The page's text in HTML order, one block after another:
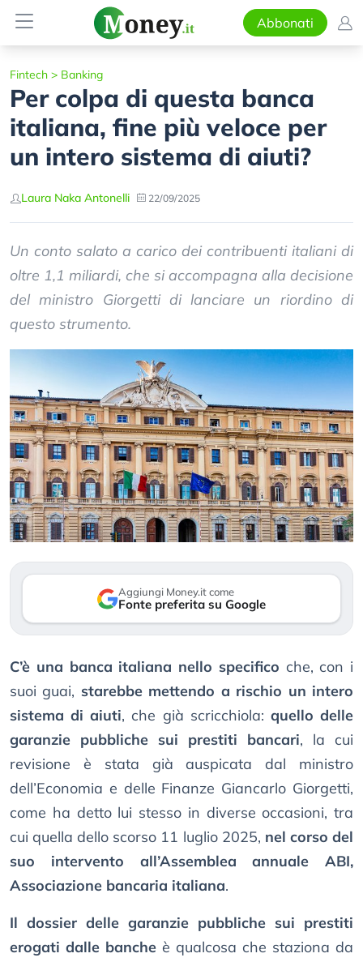
Abbonati
Fintech > Banking
Per colpa di questa banca
italiana, fine più veloce per
un intero sistema di aiuti?
Laura Naka Antonelli 22/09/2025
Un conto salato a carico dei contribuenti italiani di
oltre 1,1 miliardi, che si accompagna alla decisione
del ministro Giorgetti di lanciare un riordino di
questo strumento.
Aggiungi Money.it come
Fonte preferita su Google
C’è una banca italiana nello specifico che, con i
suoi guai, starebbe mettendo a rischio un intero
sistema di aiuti, che già scricchiola: quello delle
garanzie pubbliche sui prestiti bancari, la cui
revisione è stata già auspicata dal ministro
dell’Economia e delle Finanze Giancarlo Giorgetti,
come ha detto lui stesso in diverse occasioni, tra
cui quella dello scorso 11 luglio 2025, nel corso del
suo intervento all’Assemblea annuale ABI,
Associazione bancaria italiana.
Il dossier delle garanzie pubbliche sui prestiti
erogati dalle banche è qualcosa che staziona da